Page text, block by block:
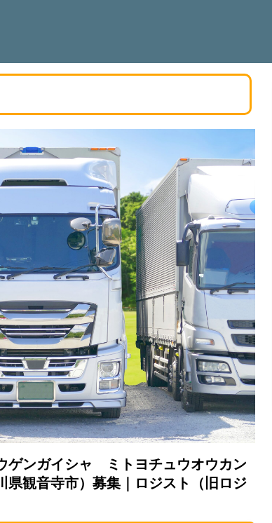
ンガイシャ ミトヨチュウオウカン
県観音寺市）募集｜ロジスト（旧ロジ